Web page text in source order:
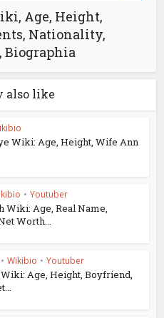
Age, Height,
Nationality,
Biographia
also like
Wiki: Age, Height, Wife Ann
• Youtuber
Wiki: Age, Real Name,
Worth...
• Wikibio • Youtuber
Age, Height, Boyfriend,